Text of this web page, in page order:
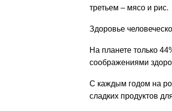
третьем – мясо и рис.
Здоровье
На планете только
соображениями
С каждым годом на
сладких продуктов